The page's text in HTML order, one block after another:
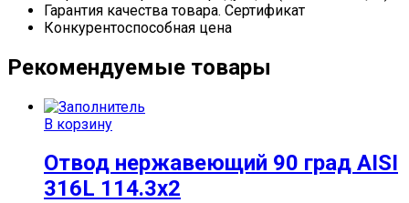
Гарантия качества товара. Сертификат
Конкурентоспособная цена
Рекомендуемые товары
В корзину
Отвод нержавеющий 90 град AISI
316L 114.3х2